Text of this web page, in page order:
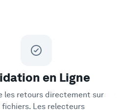
en Ligne
les retours directement sur
Les relecteurs